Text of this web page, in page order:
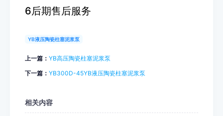
6后期售后服务
YB液压陶瓷柱塞泥浆泵
上一篇： YB高压陶瓷柱塞泥浆泵
下一篇： YB300D-45YB液压陶瓷柱塞泥浆泵
相关内容